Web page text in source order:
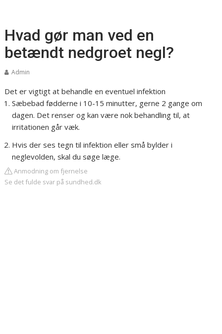
Hvad gør man ved en
betændt nedgroet negl?
Admin
Det er vigtigt at behandle en eventuel infektion
Sæbebad fødderne i 10-15 minutter, gerne 2 gange om
dagen. Det renser og kan være nok behandling til, at
irritationen går væk.
Hvis der ses tegn til infektion eller små bylder i
neglevolden, skal du søge læge.
Anmodning om fjernelse
Se det fulde svar på sundhed.dk